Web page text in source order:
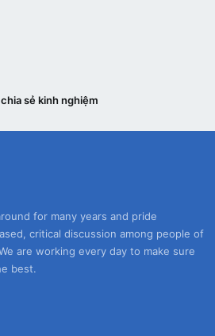
sẻ kinh nghiệm
for many years and pride
critical discussion among people of
are working every day to make sure
best.